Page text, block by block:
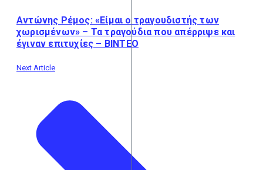
Αντώνης Ρέμος: «Είμαι ο τραγουδιστής των
χωρισμένων» – Τα τραγούδια που απέρριψε και
έγιναν επιτυχίες – ΒΙΝΤΕΟ
Next Article